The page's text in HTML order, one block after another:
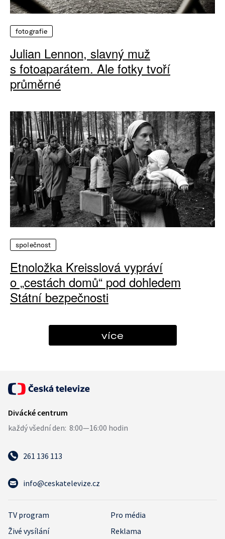
fotografie
Julian Lennon, slavný muž
s fotoaparátem. Ale fotky tvoří
průměrné
společnost
Etnoložka Kreisslová vypráví
o „cestách domů“ pod dohledem
Státní bezpečnosti
více
261 136 113
info@ceskatelevize.cz
TV program
Pro média
Živé vysílání
Reklama